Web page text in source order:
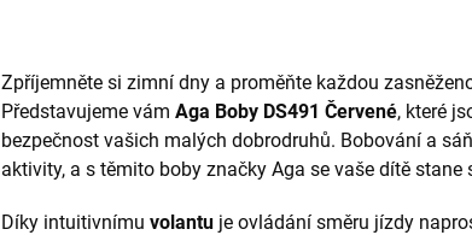
Zpříjemněte si zimní dny a proměňte každou
Představujeme vám Aga Boby DS491 Červené, které
bezpečnost vašich malých dobrodruhů. Bobování a
aktivity, a s těmito boby značky Aga se vaše dítě
Díky intuitivnímu volantu je ovládání směru jízdy